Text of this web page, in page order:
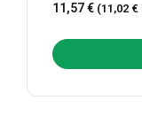
11,57€ (11,02 €